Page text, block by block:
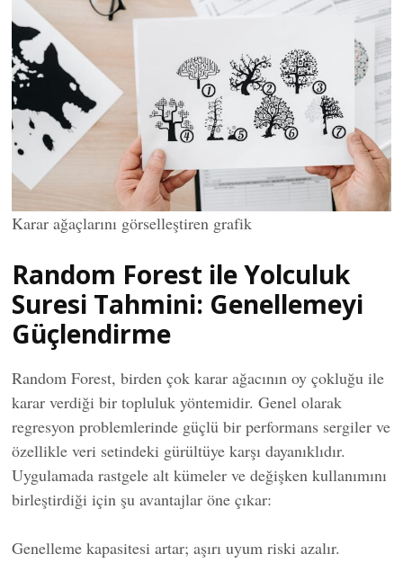
Karar ağaçlarını görselleştiren grafik
Random Forest ile Yolculuk
Suresi Tahmini: Genellemeyi
Güçlendirme
Random Forest, birden çok karar ağacının oy çokluğu ile
karar verdiği bir topluluk yöntemidir. Genel olarak
regresyon problemlerinde güçlü bir performans sergiler ve
özellikle veri setindeki gürültüye karşı dayanıklıdır.
Uygulamada rastgele alt kümeler ve değişken kullanımını
birleştirdiği için şu avantajlar öne çıkar:
Genelleme kapasitesi artar; aşırı uyum riski azalır.